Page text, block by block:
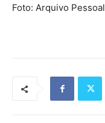
Foto: Arquivo Pessoal